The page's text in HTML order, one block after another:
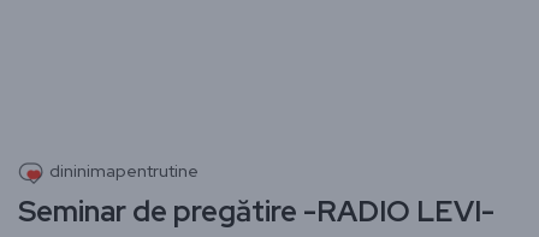
dininimapentrutine
Seminar de pregătire -RADIO LEVI-